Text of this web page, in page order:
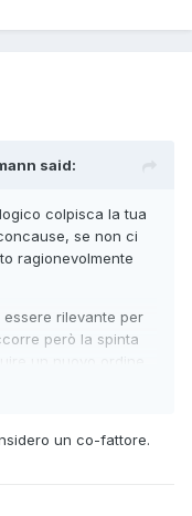
said:
colpisca la tua
se non ci
ragionevolmente
rilevante per
però la spinta
un nuovo ordine
non può esserci
un co-fattore.